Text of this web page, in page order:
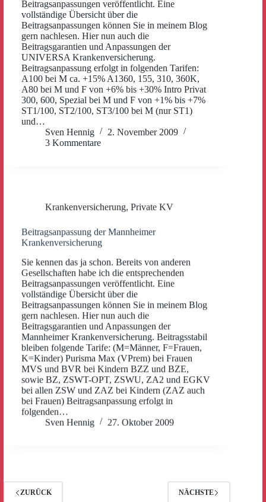
Beitragsanpassungen veröffentlicht. Eine
vollständige Übersicht über die
Beitragsanpassungen können Sie in meinem Blog
gern nachlesen. Hier nun auch die
Beitragsgarantien und Anpassungen der
UNIVERSA Krankenversicherung.
Beitragsanpassung erfolgt in folgenden Tarifen:
A100 bei M ca. +15% A1360, 155, 310, 360K,
A80 bei M und F von +6% bis +30% Intro Privat
300, 600, Spezial bei M und F von +1% bis +7%
ST1/100, ST2/100, ST3/100 bei M (nur ST1)
und…
Sven Hennig
2. November 2009
3 Kommentare
Krankenversicherung, Private KV
Beitragsanpassung der Mannheimer
Krankenversicherung
Sie kennen das ja schon. Bereits von anderen
Gesellschaften habe ich die entsprechenden
Beitragsanpassungen veröffentlicht. Eine
vollständige Übersicht über die
Beitragsanpassungen können Sie in meinem Blog
gern nachlesen. Hier nun auch die
Beitragsgarantien und Anpassungen der
Mannheimer Krankenversicherung. Beitragsstabil
bleiben folgende Tarife: (M=Männer, F=Frauen,
K=Kinder) Purisma Max (VPrem) bei Frauen
MVS und BVR bei Kindern BZZ und BZE,
sowie BZ, ZSWT-OPT, ZSWU, ZA2 und EGKV
bei allen ZSW und ZAZ bei Kindern (ZAZ auch
bei Frauen) Beitragsanpassung erfolgt in
folgenden…
Sven Hennig
27. Oktober 2009
ZURÜCK NÄCHSTE